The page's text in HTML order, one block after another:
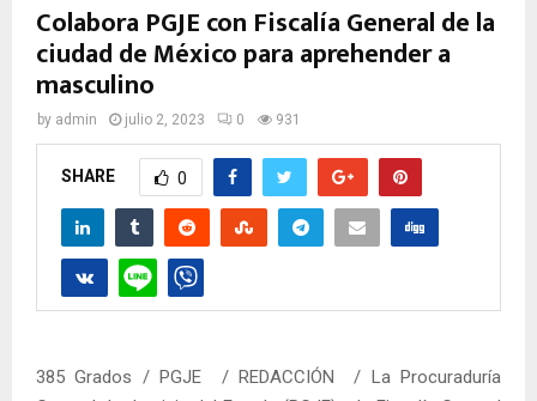
Colabora PGJE con Fiscalía General de la
ciudad de México para aprehender a
masculino
by admin julio 2, 2023 0 931
SHARE 0
385 Grados / PGJE / REDACCIÓN / La Procuraduría